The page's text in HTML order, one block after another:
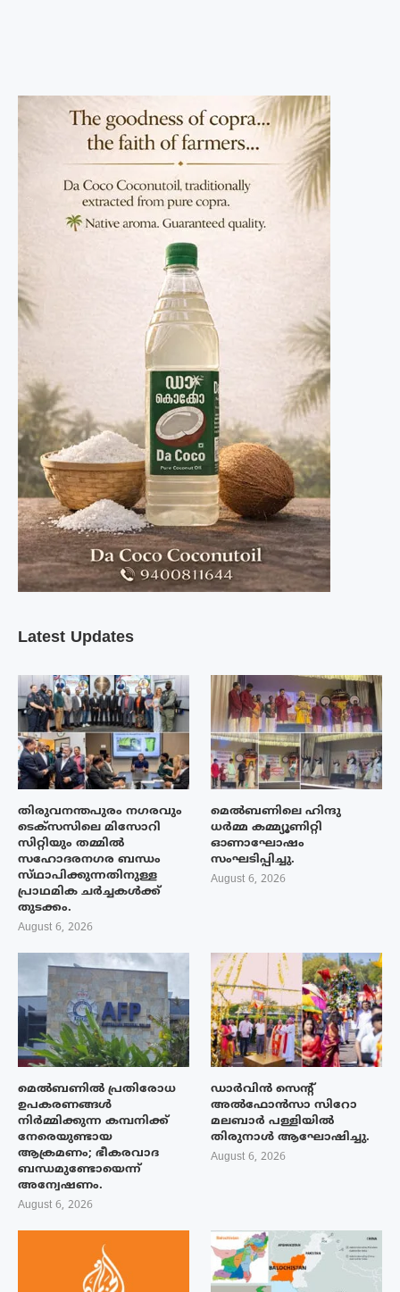
Latest Updates
തിരുവനന്തപുരം നഗരവും
ടെക്‌സസിലെ മിസോറി
സിറ്റിയും തമ്മിൽ
സഹോദരനഗര ബന്ധം
സ്‌ഥാപിക്കുന്നതിനുള്ള
പ്രാഥമിക ചർച്ചകൾക്ക്
തുടക്കം.
August 6, 2026
മെൽബണിലെ ഹിന്ദു
ധർമ്മ കമ്മ്യൂണിറ്റി
ഓണാഘോഷം
സംഘടിപ്പിച്ചു.
August 6, 2026
മെൽബണിൽ പ്രതിരോധ
ഉപകരണങ്ങൾ
നിർമ്മിക്കുന്ന കമ്പനിക്ക്
നേരെയുണ്ടായ
ആക്രമണം; ഭീകരവാദ
ബന്ധമുണ്ടോയെന്ന്
അന്വേഷണം.
August 6, 2026
ഡാർവിൻ സെന്റ്
അൽഫോൻസാ സിറോ
മലബാർ പള്ളിയിൽ
തിരുനാൾ ആഘോഷിച്ചു.
August 6, 2026